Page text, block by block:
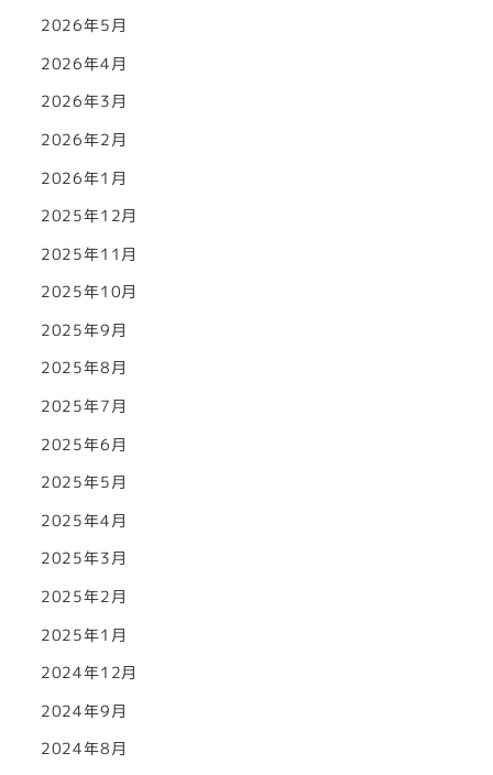
2026年5月
2026年4月
2026年3月
2026年2月
2026年1月
2025年12月
2025年11月
2025年10月
2025年9月
2025年8月
2025年7月
2025年6月
2025年5月
2025年4月
2025年3月
2025年2月
2025年1月
2024年12月
2024年9月
2024年8月